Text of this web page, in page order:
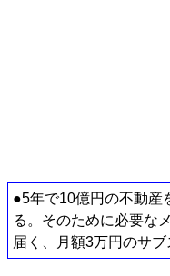
●5年で10億円の不動産
る。そのために必要な
届く、月額3万円のサ